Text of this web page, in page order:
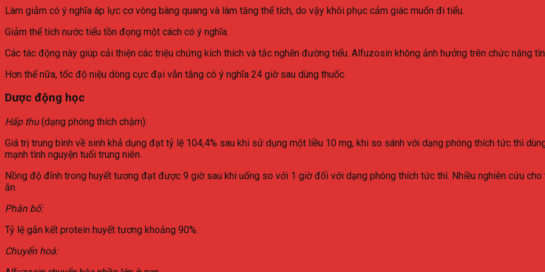
Làm giảm có ý nghĩa áp lực cơ vòng bàng quang và làm tăng thể tích, do vậy khôi phục cảm giác muốn đi tiểu.
Giảm thể tích nước tiểu tồn đọng một cách có ý nghĩa.
Các tác động này giúp cải thiện các triệu chứng kích thích và tắc nghẽn đường tiểu. Alfuzosin không ảnh hưởng trên chức năng
Hơn thế nữa, tốc độ niệu dòng cực đại vẫn tăng có ý nghĩa 24 giờ sau dùng thuốc.
Dược động học
Hấp thu(dạng phóng thích chậm):
Giá trị trung bình về sinh khả dụng đạt tỷ lệ 104,4% sau khi sử dụng một liều 10 mg, khi so sánh với dạng phóng thích tức thì
mạnh tình nguyện tuổi trung niên.
Nồng độ đỉnh trong huyết tương đạt được 9 giờ sau khi uống so với 1 giờ đối với dạng phóng thích tức thì. Nhiều nghiên cứu
ăn.
Phân bố:
Tỷ lệ gắn kết protein huyết tương khoảng 90%.
Chuyển hoá: